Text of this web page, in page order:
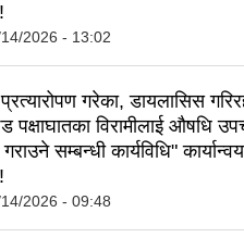
2026 - 13:02
गरेका, डायलासिस
पक्षाघातका विरामीलाई औषधि
सम्बन्धी कार्यविधि"
2026 - 09:48